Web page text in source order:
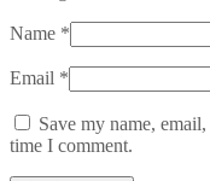
Name *
Email *
Save my name,
time I comment.